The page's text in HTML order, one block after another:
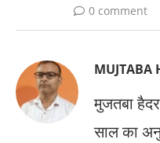
0 comment
MUJTABA
मुजतबा
साल का